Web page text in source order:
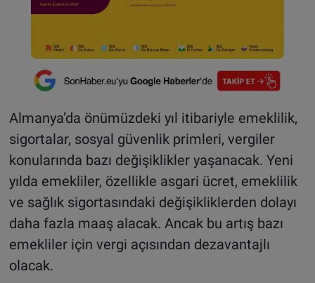
Almanya’da önümüzdeki yıl itibariyle emeklilik,
sigortalar, sosyal güvenlik primleri, vergiler
konularında bazı değişiklikler yaşanacak. Yeni
yılda emekliler, özellikle asgari ücret, emeklilik
ve sağlık sigortasındaki değişikliklerden dolayı
daha fazla maaş alacak. Ancak bu artış bazı
emekliler için vergi açısından dezavantajlı
olacak.